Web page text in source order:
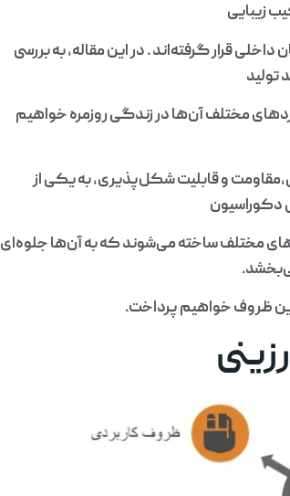
زیبایی
قرار گرفته‌اند . در این مقاله، به بررسی
تولید
مختلف آن‌ها در زندگی روزمره خواهیم
و قابلیت شکل‌پذیری، به یکی از
دکوراسیون
مختلف ساخته می‌شوند که به آن‌ها جلوه‌ای
این ظروف خواهیم پرداخت.